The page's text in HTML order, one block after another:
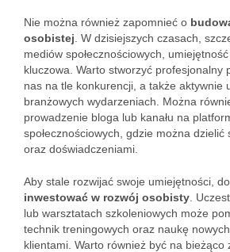
Nie można również zapomnieć o
osobistej . W dzisiejszych czasach,
mediów społecznościowych,
kluczowa. Warto stworzyć profesjonalny
nas na tle konkurencji, a także aktywnie
branżowych wydarzeniach. Można
prowadzenie bloga lub kanału na
społecznościowych, gdzie można dzielić
oraz doświadczeniami.
Aby stale rozwijać swoje umiejętności,
inwestować w rozwój osobisty .
lub warsztatach szkoleniowych może
technik treningowych oraz naukę
klientami. Warto również być na bieżąco